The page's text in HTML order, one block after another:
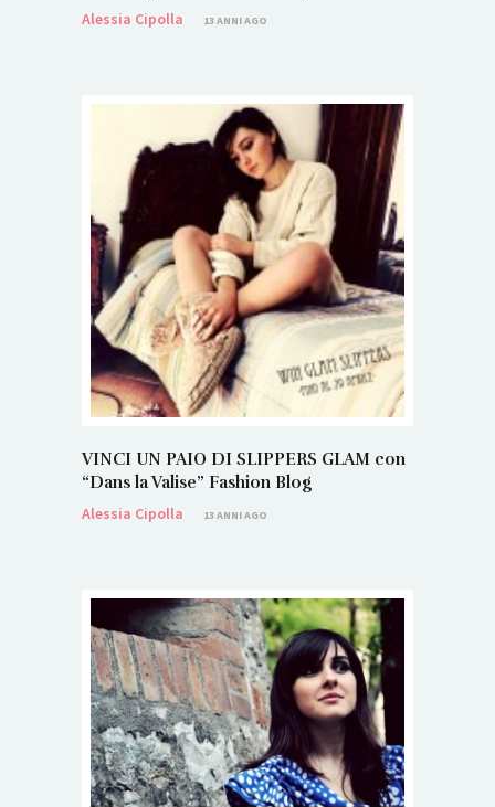
Alessia Cipolla
13 ANNI AGO
VINCI UN PAIO DI SLIPPERS GLAM con
“Dans la Valise” Fashion Blog
Alessia Cipolla
13 ANNI AGO